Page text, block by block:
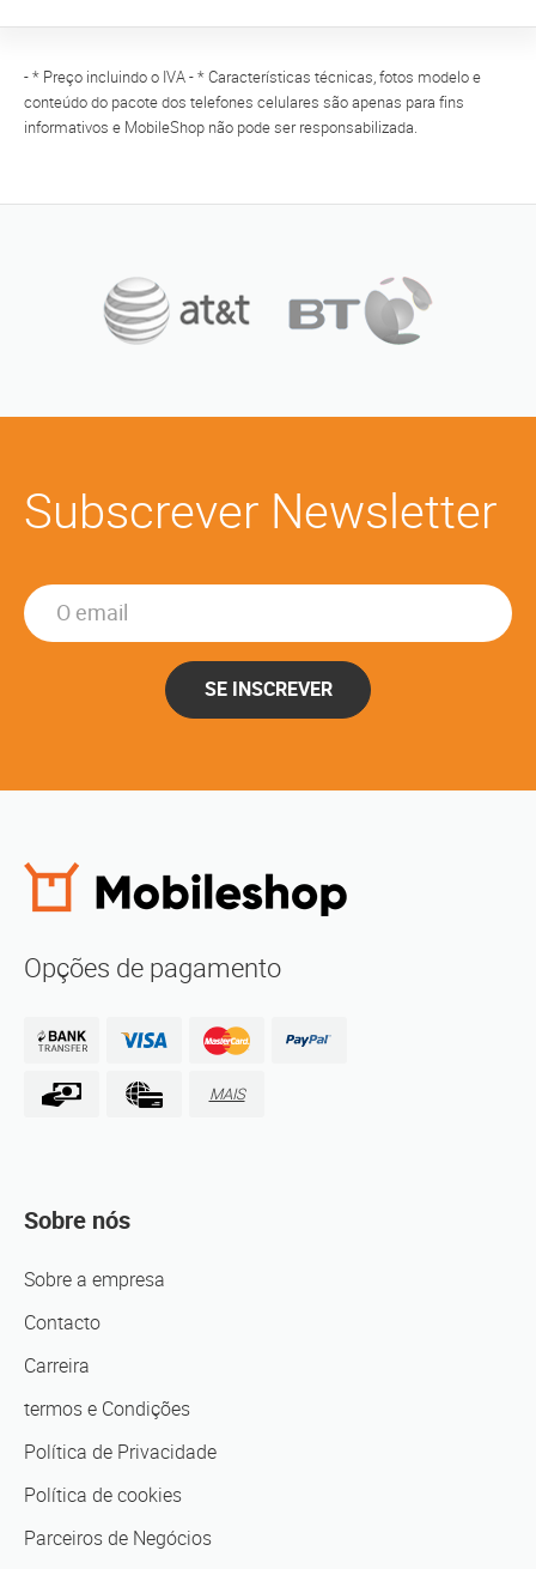
- * Preço incluindo o IVA - * Características técnicas, fotos modelo e
conteúdo do pacote dos telefones celulares são apenas para fins
informativos e MobileShop não pode ser responsabilizada.
Subscrever Newsletter
SE INSCREVER
Opções de pagamento
MAIS
Sobre nós
Sobre a empresa
Contacto
Carreira
termos e Condições
Política de Privacidade
Política de cookies
Parceiros de Negócios